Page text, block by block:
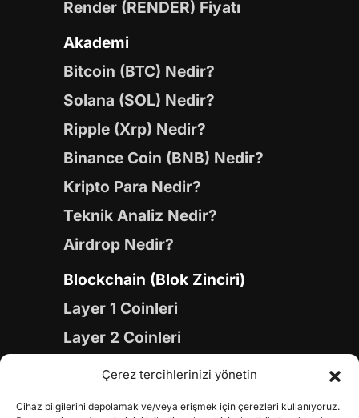
Çerez tercihlerinizi yönetin
Cihaz bilgilerini depolamak ve/veya erişmek için çerezleri kullanıyoruz.
Render (RENDER) Fiyatı
Akademi
Bitcoin (BTC) Nedir?
Solana (SOL) Nedir?
Ripple (Xrp) Nedir?
Binance Coin (BNB) Nedir?
Kripto Para Nedir?
Teknik Analiz Nedir?
Airdrop Nedir?
Blockchain (Blok Zinciri)
Layer 1 Coinleri
Layer 2 Coinleri
Yapay Zeka (AI) Coinleri